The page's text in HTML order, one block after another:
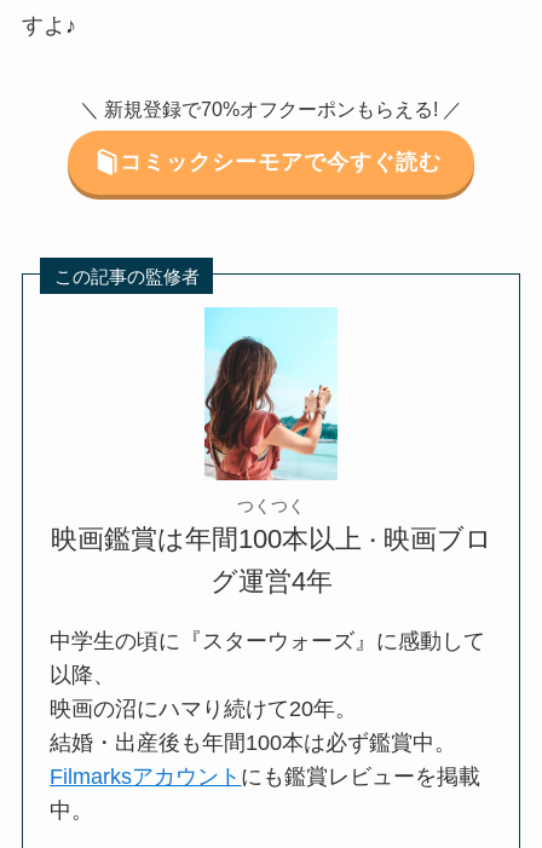
すよ♪
＼ 新規登録で70%オフクーポンもらえる! ／
コミックシーモアで今すぐ読む
この記事の監修者
つくつく
映画鑑賞は年間100本以上 ・ 映画ブロ
グ運営4年
中学生の頃に『スターウォーズ』に感動して
以降、
映画の沼にハマり続けて20年。
結婚・出産後も年間100本は必ず鑑賞中。
Filmarksアカウント にも鑑賞レビューを掲載
中。